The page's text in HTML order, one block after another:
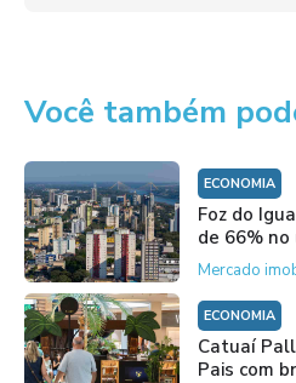
Você também
ECONOMIA
Foz do
de 66%
Mercado
ECONOMIA
Catuaí
Pais com